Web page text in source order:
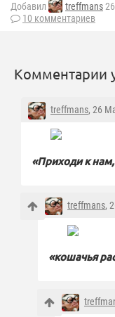
Добавил treffmans
10 комментариев
Комментарии
treffmans, 26
«Приходи к
treffmans,
«кошачья